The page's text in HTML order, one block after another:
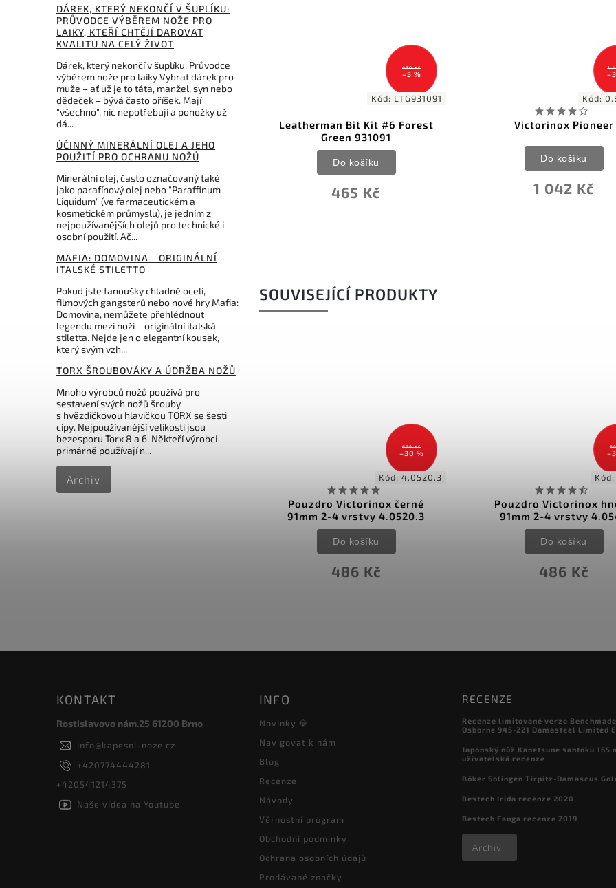
DÁREK, KTERÝ NEKONČÍ V ŠUPLÍKU:
PRŮVODCE VÝBĚREM NOŽE PRO
LAIKY, KTEŘÍ CHTĚJÍ DAROVAT
KVALITU NA CELÝ ŽIVOT
Dárek, který nekončí v šuplíku: Průvodce
výběrem nože pro laiky Vybrat dárek pro
muže – ať už je to táta, manžel, syn nebo
dědeček – bývá často oříšek. Mají
"všechno", nic nepotřebují a ponožky už
dá...
ÚČINNÝ MINERÁLNÍ OLEJ A JEHO
POUŽITÍ PRO OCHRANU NOŽŮ
Minerální olej, často označovaný také
jako parafínový olej nebo "Paraffinum
Liquidum" (ve farmaceutickém a
kosmetickém průmyslu), je jedním z
nejpoužívanějších olejů pro technické i
osobní použití. Ač...
MAFIA: DOMOVINA - ORIGINÁLNÍ
ITALSKÉ STILETTO
Pokud jste fanoušky chladné oceli,
filmových gangsterů nebo nové hry Mafia:
Domovina, nemůžete přehlédnout
legendu mezi noži – originální italská
stiletta. Nejde jen o elegantní kousek,
který svým vzh...
TORX ŠROUBOVÁKY A ÚDRŽBA NOŽŮ
Mnoho výrobců nožů používá pro
sestavení svých nožů šrouby
s hvězdičkovou hlavičkou TORX se šesti
cípy. Nejpoužívanější velikosti jsou
bezesporu Torx 8 a 6. Někteří výrobci
primárně používají n...
Archiv
490 Kč
–5 %
Kód:LTG931091
Leatherman Bit Kit #6 Forest
Green 931091
465 Kč
Do košíku
1 499 Kč
–30 %
Kód:0.8150.26
Victorinox Pioneer
1 042 Kč
Do košíku
Kód:FX-
Fox Knives VULPIS
799 Kč
Do košíku
SOUVISEJÍCÍ PRODUKTY
699 Kč
–30 %
Kód:4.0543
Pouzdro Victorinox hnědé
91mm 2-4 vrstvy 4.0543
486 Kč
Do košíku
Kód:
Nylonové pouzdro na
mm 2-4 vrstvy
416 Kč
Do košíku
KONTAKT
Rostislavovo nám.25 61200 Brno
info@kapesni-noze.cz
+420774444281
+420541214375
Naše videa na Youtube
INFO
Novinky 💎
Navigovat k nám
Blog
Recenze
Návody
Věrnostní program
Obchodní podmínky
Ochrana osobních údajů
Prodávané značky
RECENZE
Recenze limitované verze
Osborne 945-221 Damasteel Limited
Japonský nůž Kanetsune santoku 165
uživatelská recenze
Böker Solingen Tirpitz-Damascus
Bestech Irida recenze 2020
Bestech Fanga recenze 2019
Archiv